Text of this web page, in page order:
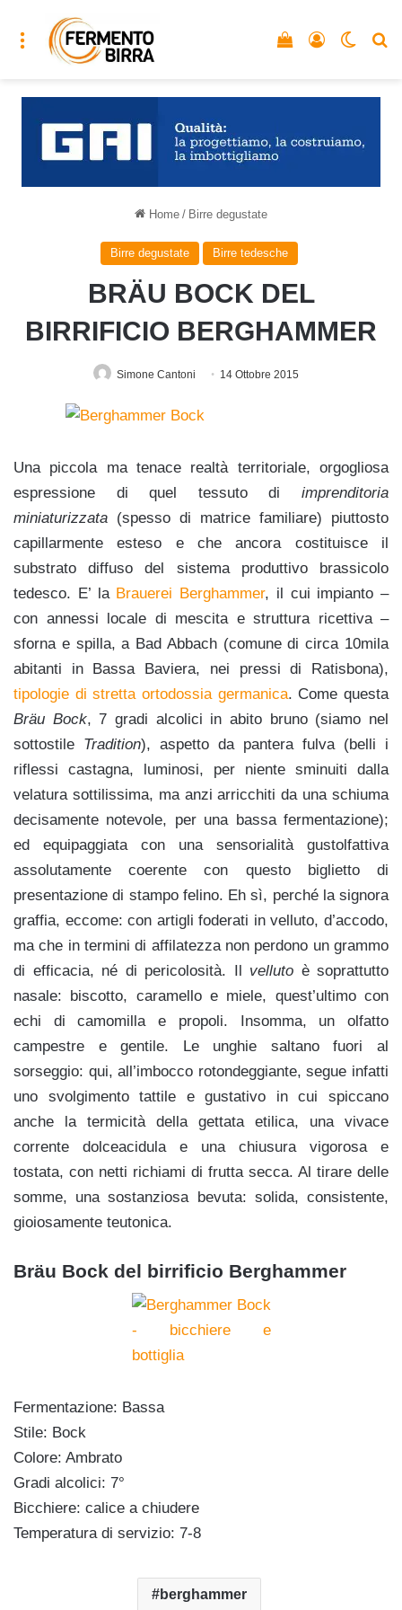
Menu Accedi
Vedi il carrello
Home / Birre degustate
Birre degustate Birre tedesche
BRÄU BOCK DEL
BIRRIFICIO BERGHAMMER
Simone Cantoni 14 Ottobre 2015
Una piccola ma tenace realtà territoriale, orgogliosa
espressione di quel tessuto di imprenditoria
miniaturizzata (spesso di matrice familiare) piuttosto
capillarmente esteso e che ancora costituisce il
substrato diffuso del sistema produttivo brassicolo
tedesco. E’ la Brauerei Berghammer, il cui impianto –
con annessi locale di mescita e struttura ricettiva –
sforna e spilla, a Bad Abbach (comune di circa 10mila
abitanti in Bassa Baviera, nei pressi di Ratisbona),
tipologie di stretta ortodossia germanica. Come questa
Bräu Bock, 7 gradi alcolici in abito bruno (siamo nel
sottostile Tradition), aspetto da pantera fulva (belli i
riflessi castagna, luminosi, per niente sminuiti dalla
velatura sottilissima, ma anzi arricchiti da una schiuma
decisamente notevole, per una bassa fermentazione);
ed equipaggiata con una sensorialità gustolfattiva
assolutamente coerente con questo biglietto di
presentazione di stampo felino. Eh sì, perché la signora
graffia, eccome: con artigli foderati in velluto, d’accodo,
ma che in termini di affilatezza non perdono un grammo
di efficacia, né di pericolosità. Il velluto è soprattutto
nasale: biscotto, caramello e miele, quest’ultimo con
echi di camomilla e propoli. Insomma, un olfatto
campestre e gentile. Le unghie saltano fuori al
sorseggio: qui, all’imbocco rotondeggiante, segue infatti
uno svolgimento tattile e gustativo in cui spiccano
anche la termicità della gettata etilica, una vivace
corrente dolceacidula e una chiusura vigorosa e
tostata, con netti richiami di frutta secca. Al tirare delle
somme, una sostanziosa bevuta: solida, consistente,
gioiosamente teutonica.
Bräu Bock del birrificio Berghammer
Fermentazione: Bassa
Stile: Bock
Colore: Ambrato
Gradi alcolici: 7°
Bicchiere: calice a chiudere
Temperatura di servizio: 7-8
berghammer